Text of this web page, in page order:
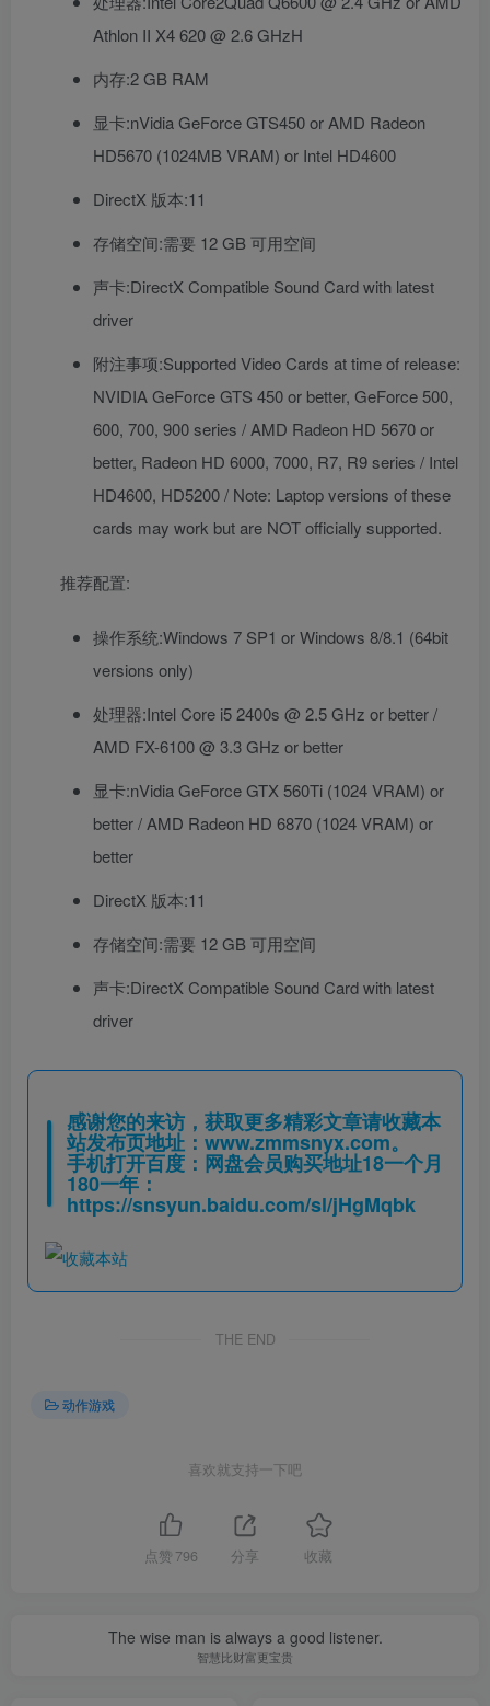
Athlon II X4 620 @ 2.6 GHzH
内存:2 GB RAM
显卡:nVidia GeForce GTS450 or AMD Radeon
HD5670 (1024MB VRAM) or Intel HD4600
DirectX 版本:11
存储空间:需要 12 GB 可用空间
声卡:DirectX Compatible Sound Card with latest
driver
附注事项:Supported Video Cards at time of release:
NVIDIA GeForce GTS 450 or better, GeForce 500,
600, 700, 900 series / AMD Radeon HD 5670 or
better, Radeon HD 6000, 7000, R7, R9 series / Intel
HD4600, HD5200 / Note: Laptop versions of these
cards may work but are NOT officially supported.
推荐配置:
操作系统:Windows 7 SP1 or Windows 8/8.1 (64bit
versions only)
处理器:Intel Core i5 2400s @ 2.5 GHz or better /
AMD FX-6100 @ 3.3 GHz or better
显卡:nVidia GeForce GTX 560Ti (1024 VRAM) or
better / AMD Radeon HD 6870 (1024 VRAM) or
better
DirectX 版本:11
存储空间:需要 12 GB 可用空间
声卡:DirectX Compatible Sound Card with latest
driver
感谢您的来访，获取更多精彩文章请收藏本
站发布页地址： www.zmmsnyx.com。
手机打开百度：网盘会员购买地址18一个月
180一年：
https://snsyun.baidu.com/sl/jHgMqbk
THE END
动作游戏
喜欢就支持一下吧
点赞 796 分享 收藏
The wise man is always a good listener.
智慧比财富更宝贵